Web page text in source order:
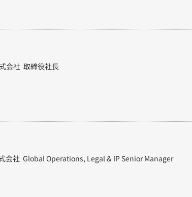
会社 取締役社長
会社 Global Operations, Legal & IP Senior Manager